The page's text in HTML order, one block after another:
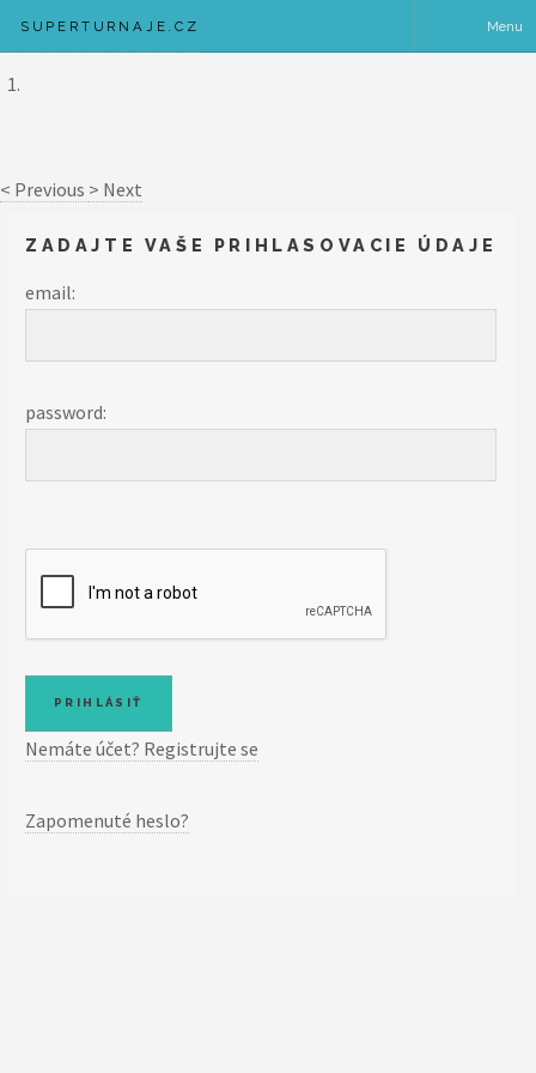
< Previous > Next
SUPERTURNAJE.CZ Menu
ZADAJTE VAŠE PRIHLASOVACIE ÚDAJE
email:
password:
Nemáte účet? Registrujte se
Zapomenuté heslo?